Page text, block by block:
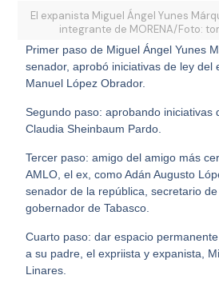
El expanista Miguel Ángel Yunes
integrante de MORENA/Foto:
Primer paso de Miguel Ángel Yunes
senador, aprobó iniciativas de ley del
Manuel López Obrador.
Segundo paso: aprobando iniciativas
Claudia Sheinbaum Pardo.
Tercer paso: amigo del amigo más
AMLO, el ex, como Adán Augusto
senador de la república, secretario
gobernador de Tabasco.
Cuarto paso: dar espacio
a su padre, el expriista y expanista,
Linares.